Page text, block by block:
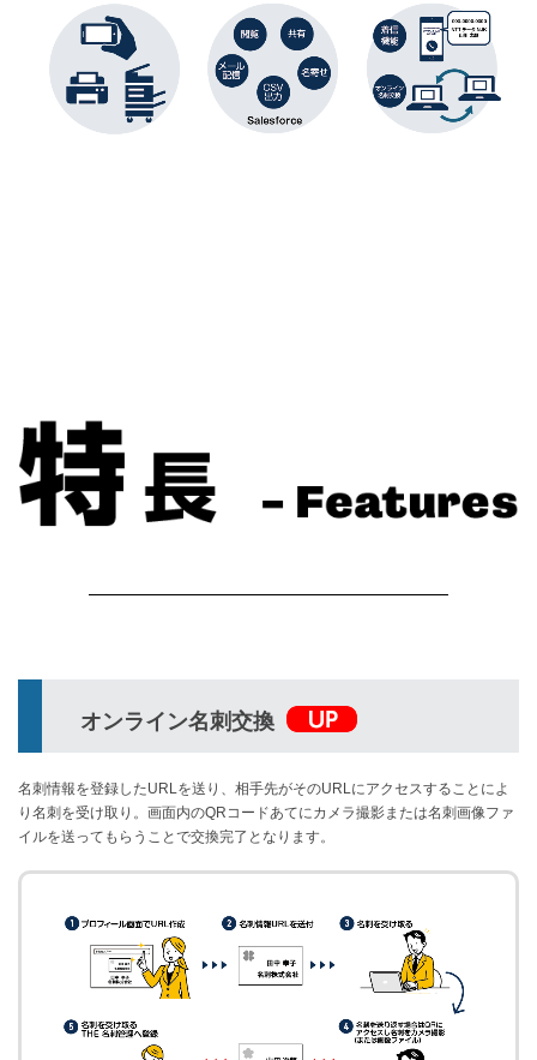
オンライン名刺交換
名刺情報を登録したURLを送り、相手先がそのURLにアクセスすることによ
り名刺を受け取り。画面内のQRコードあてにカメラ撮影または名刺画像ファ
イルを送ってもらうことで交換完了となります。